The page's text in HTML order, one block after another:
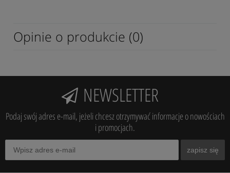
Opinie o produkcie (0)
NEWSLETTER
Podaj swój adres e-mail, jeżeli chcesz otrzymywać informacje o nowościach
i promocjach.
zapisz się